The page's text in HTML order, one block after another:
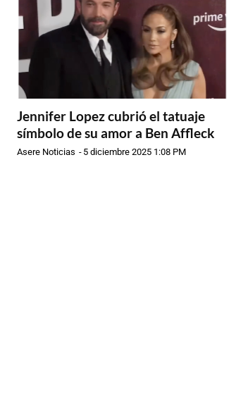
Jennifer Lopez cubrió el tatuaje
símbolo de su amor a Ben Affleck
Asere Noticias - 5 diciembre 2025 1:08 PM